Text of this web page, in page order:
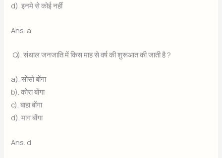
d). इनमे से कोई नहीं
Ans. a
Q). संथाल जनजाति में किस माह से वर्ष की शुरूआत की जाती है ?
a). सोसो बोंगा
b). कोरा बोंगा
c). बाहा बोंगा
d). माग बोंगा
Ans. d